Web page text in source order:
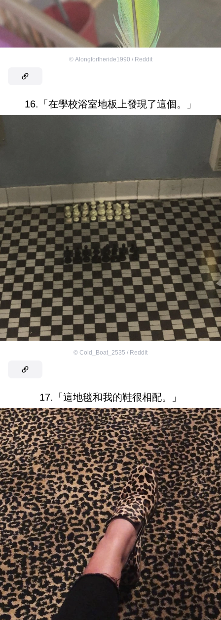
© Alongfortheride1990 / Reddit
16.「在學校浴室地板上發現了這個。」
© Cold_Boat_2535 / Reddit
17.「這地毯和我的鞋很相配。」